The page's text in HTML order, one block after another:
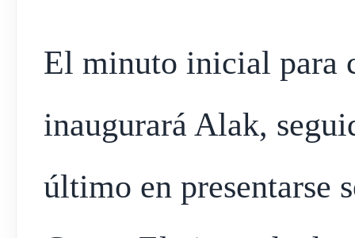
El minuto inicial para
inaugurará Alak,
último en presentarse